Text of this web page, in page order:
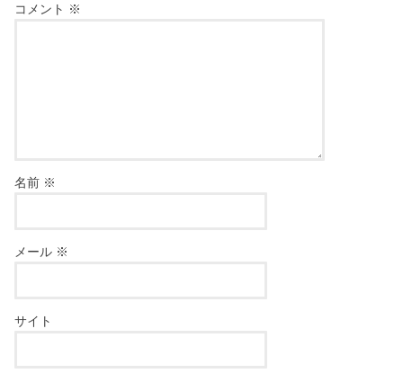
コメント ※
名前 ※
メール ※
サイト